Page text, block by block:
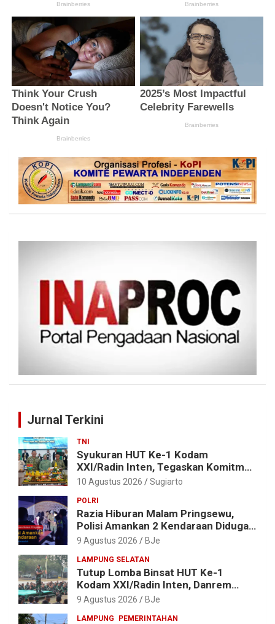
Jurnal Terkini
TNI
Syukuran HUT Ke-1 Kodam
XXI/Radin Inten, Tegaskan Komitmen
“Bekerja dengan Hati”
10 Agustus 2026 Sugiarto
POLRI
Razia Hiburan Malam Pringsewu,
Polisi Amankan 2 Kendaraan Diduga
Bermasalah
9 Agustus 2026 BJe
LAMPUNG SELATAN
Tutup Lomba Binsat HUT Ke-1
Kodam XXI/Radin Inten, Danrem
043/Gatam Apresiasi Prestasi
9 Agustus 2026 BJe
LAMPUNG PEMERINTAHAN